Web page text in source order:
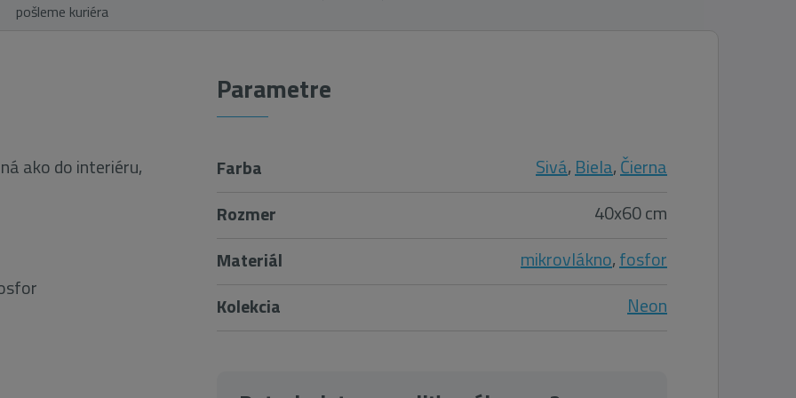
pošleme kuriéra
ako do interiéru,
Parametre
Farba Sivá,Biela,Čierna
Rozmer
40x60 cm
Materiál
mikrovlákno,fosfor
Kolekcia
Neon